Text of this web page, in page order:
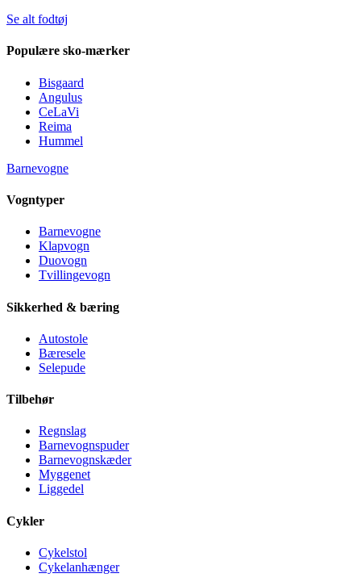
Se alt fodtøj
Populære sko-mærker
Bisgaard
Angulus
CeLaVi
Reima
Hummel
Barnevogne
Vogntyper
Barnevogne
Klapvogn
Duovogn
Tvillingevogn
Sikkerhed & bæring
Autostole
Bæresele
Selepude
Tilbehør
Regnslag
Barnevognspuder
Barnevognskæder
Myggenet
Liggedel
Cykler
Cykelstol
Cykelanhænger